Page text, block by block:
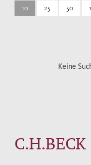
10 25 50
Keine
C.H.BECK